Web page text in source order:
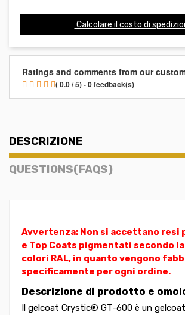
Calcolare il costo di
Ratings and comments from our
( 0.0 / 5) - 0 feedback(s)
DESCRIZIONE
QUESTIONS(FAQS)
Avvertenza: Non si accettano resi
e Top Coats pigmentati secondo
colori RAL, in quanto vengono
specificamente per ogni ordine.
Descrizione di prodotto e
Il gelcoat Crystic® GT-600 è un